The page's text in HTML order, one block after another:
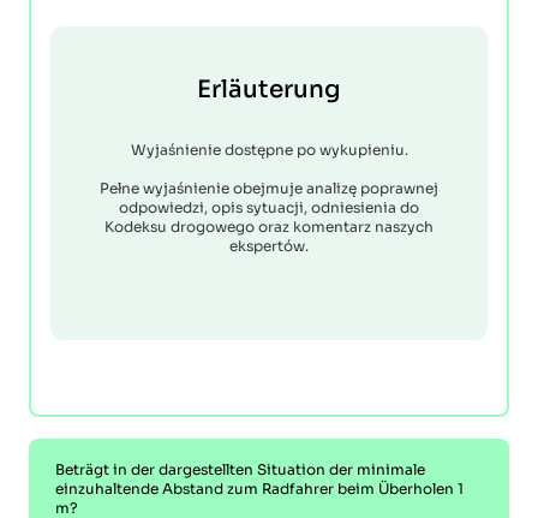
Erläuterung
Wyjaśnienie dostępne po wykupieniu.
Pełne wyjaśnienie obejmuje analizę poprawnej
odpowiedzi, opis sytuacji, odniesienia do
Kodeksu drogowego oraz komentarz naszych
ekspertów.
Beträgt in der dargestellten Situation der minimale
einzuhaltende Abstand zum Radfahrer beim Überholen 1
m?